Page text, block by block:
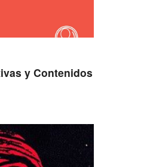
y Contenidos